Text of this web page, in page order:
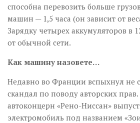
способна перевозить больше
машин — 1,5 часа (он зависит от
Зарядку четырех аккумуляторов в
от обычной сети.
Как машину назовете…
Недавно во Франции вспыхнул не
скандал по поводу авторских
автоконцерн «Рено-Ниссан»
электромобиль под названием